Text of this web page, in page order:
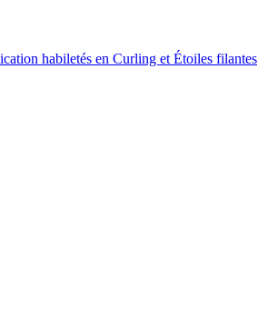
habiletés en Curling et Étoiles filantes